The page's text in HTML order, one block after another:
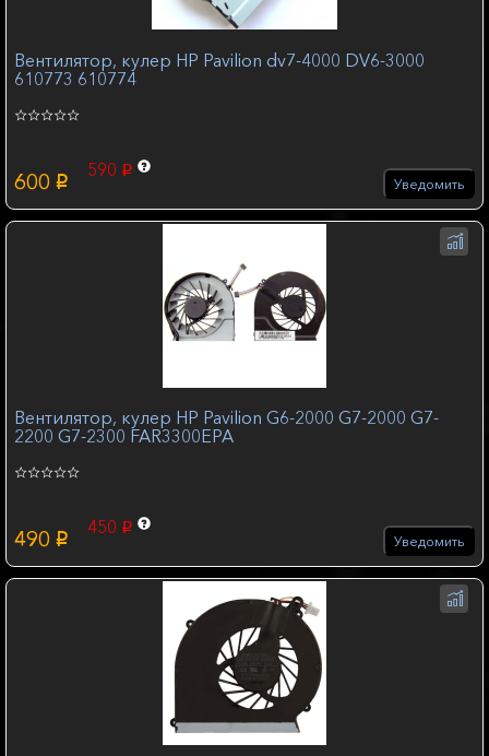
Вентилятор, кулер HP Pavilion dv7-4000 DV6-3000
610773 610774
600 p
590 p
Уведомить
Вентилятор, кулер HP Pavilion G6-2000 G7-2000 G7-
2200 G7-2300 FAR3300EPA
490 p
450 p
Уведомить